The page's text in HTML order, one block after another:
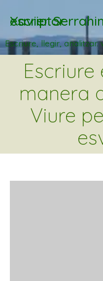
Xavier Serrahima: escriptor
Escriure, llegir,
Escriure
manera
Viure